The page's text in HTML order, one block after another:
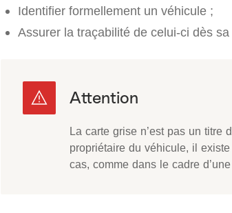
Identifier formellement un véhicule ;
Assurer la traçabilité de celui-ci dès
La carte grise n’est pas un titre
propriétaire du véhicule, il
cas, comme dans le cadre